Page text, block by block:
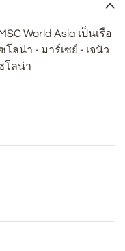
World Asia เป็นเรือ
ลน่า - มาร์เซย์ - เจนัว
โลน่า